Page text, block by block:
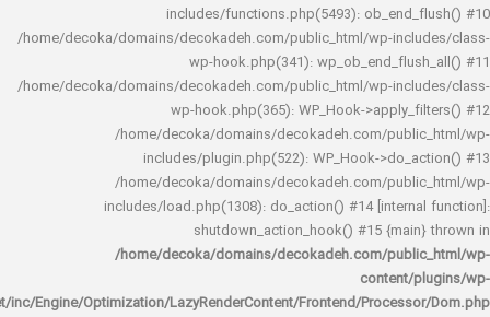
includes/functions.php(5493):
/home/decoka/domains/decokadeh.com/public_html/wp-
wp-hook.php(341):
/home/decoka/domains/decokadeh.com/public_html/wp-
wp-hook.php(365): WP_Hook-
/home/decoka/domains/decokadeh.com/
includes/plugin.php(522): WP_Hook-
/home/decoka/domains/decokadeh.com/
includes/load.php(1308): do_action() #14
shutdown_action_hook() #15
/home/decoka/domains/decokadeh.com/
rocket/inc/Engine/Optimization/LazyRenderContent/Frontend/